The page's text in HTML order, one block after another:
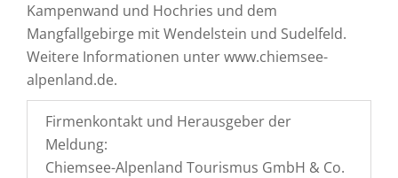
Kampenwand und Hochries und dem
Mangfallgebirge mit Wendelstein und Sudelfeld.
Weitere Informationen unter www.chiemsee-
alpenland.de.
Firmenkontakt und Herausgeber der
Meldung:
Chiemsee-Alpenland Tourismus GmbH & Co.